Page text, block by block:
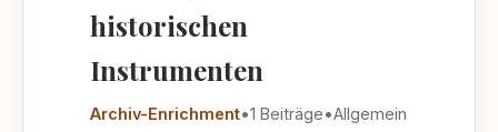
historischen
Instrumenten
Archiv-Enrichment•1 Beiträge•Allgemein